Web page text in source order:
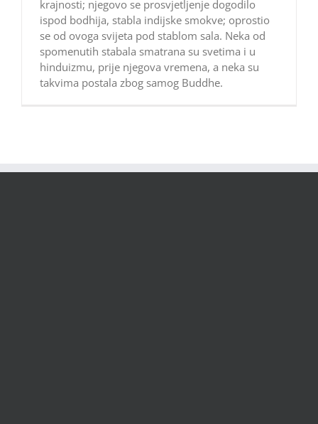
krajnosti; njegovo se prosvjetljenje dogodilo
ispod bodhija, stabla indijske smokve; oprostio
se od ovoga svijeta pod stablom sala. Neka od
spomenutih stabala smatrana su svetima i u
hinduizmu, prije njegova vremena, a neka su
takvima postala zbog samog Buddhe.